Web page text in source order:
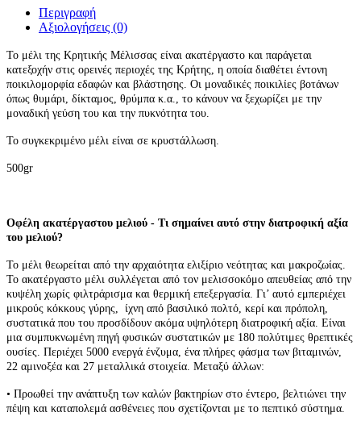
Περιγραφή
Αξιολογήσεις (0)
Το μέλι της Κρητικής Μέλισσας είναι ακατέργαστο και παράγεται
κατεξοχήν στις ορεινές περιοχές της Κρήτης, η οποία διαθέτει έντονη
ποικιλομορφία εδαφών και βλάστησης. Οι μοναδικές ποικιλίες βοτάνων
όπως θυμάρι, δίκταμος, θρύμπα κ.α., το κάνουν να ξεχωρίζει με την
μοναδική γεύση του και την πυκνότητα του.
Το συγκεκριμένο μέλι είναι σε κρυστάλλωση.
500gr
Οφέλη ακατέργαστου μελιού - Τι σημαίνει αυτό στην διατροφική αξία
του μελιού?
Το μέλι θεωρείται από την αρχαιότητα ελιξίριο νεότητας και μακροζωίας.
Το ακατέργαστο μέλι συλλέγεται από τον μελισσοκόμο απευθείας από την
κυψέλη χωρίς φιλτράρισμα και θερμική επεξεργασία. Γι’ αυτό εμπεριέχει
μικρούς κόκκους γύρης, ίχνη από βασιλικό πολτό, κερί και πρόπολη,
συστατικά που του προσδίδουν ακόμα υψηλότερη διατροφική αξία. Είναι
μια συμπυκνωμένη πηγή φυσικών συστατικών με 180 πολύτιμες θρεπτικές
ουσίες. Περιέχει 5000 ενεργά ένζυμα, ένα πλήρες φάσμα των βιταμινών,
22 αμινοξέα και 27 μεταλλικά στοιχεία. Μεταξύ άλλων:
• Προωθεί την ανάπτυξη των καλών βακτηρίων στο έντερο, βελτιώνει την
πέψη και καταπολεμά ασθένειες που σχετίζονται με το πεπτικό σύστημα.